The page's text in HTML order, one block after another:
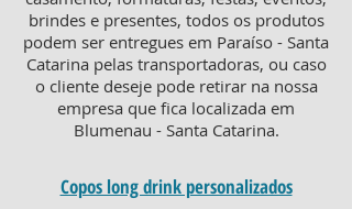
brindes e presentes, todos os produtos
podem ser entregues em Paraíso - Santa
Catarina pelas transportadoras, ou caso
o cliente deseje pode retirar na nossa
empresa que fica localizada em
Blumenau - Santa Catarina.
Copos long drink personalizados